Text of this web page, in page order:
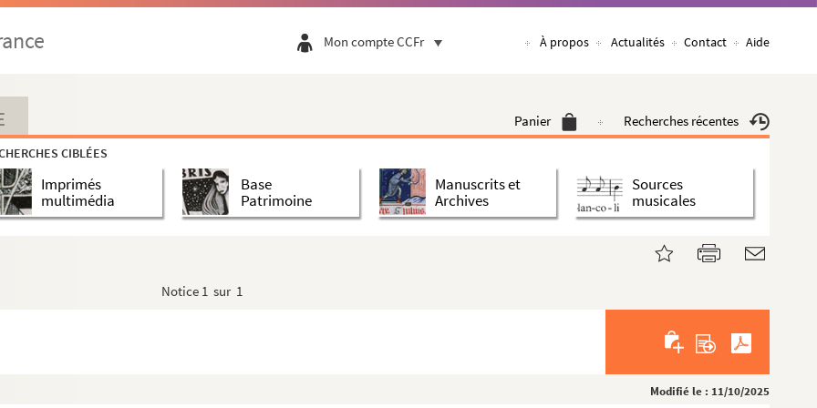
Mon compte CCFr À propos Actualités Contact Aide
Panier Recherches récentes
CIBLÉES
Imprimés
multimédia
Base
Patrimoine
Manuscrits et
Archives
Sources
musicales
Notice 1 sur 1
Modifié le : 11/10/2025